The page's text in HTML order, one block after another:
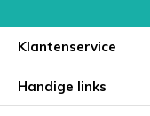
Klantenservice
Handige links